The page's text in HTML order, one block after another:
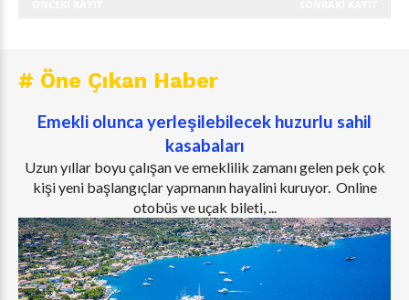
# Öne Çıkan Haber
Emekli olunca yerleşilebilecek huzurlu sahil
kasabaları
Uzun yıllar boyu çalışan ve emeklilik zamanı gelen pek çok
kişi yeni başlangıçlar yapmanın hayalini kuruyor. Online
otobüs ve uçak bileti, ...